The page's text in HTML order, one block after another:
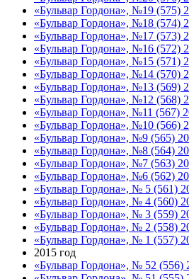
«Бульвар Гордона», №19 (575)
«Бульвар Гордона», №18 (574)
«Бульвар Гордона», №17 (573)
«Бульвар Гордона», №16 (572)
«Бульвар Гордона», №15 (571)
«Бульвар Гордона», №14 (570)
«Бульвар Гордона», №13 (569)
«Бульвар Гордона», №12 (568)
«Бульвар Гордона», №11 (567)
«Бульвар Гордона», №10 (566)
«Бульвар Гордона», №9 (565)
«Бульвар Гордона», №8 (564)
«Бульвар Гордона», №7 (563)
«Бульвар Гордона», №6 (562)
«Бульвар Гордона», № 5 (561)
«Бульвар Гордона», № 4 (560)
«Бульвар Гордона», № 3 (559)
«Бульвар Гордона», № 2 (558)
«Бульвар Гордона», № 1 (557)
2015 год
«Бульвар Гордона», № 52 (556)